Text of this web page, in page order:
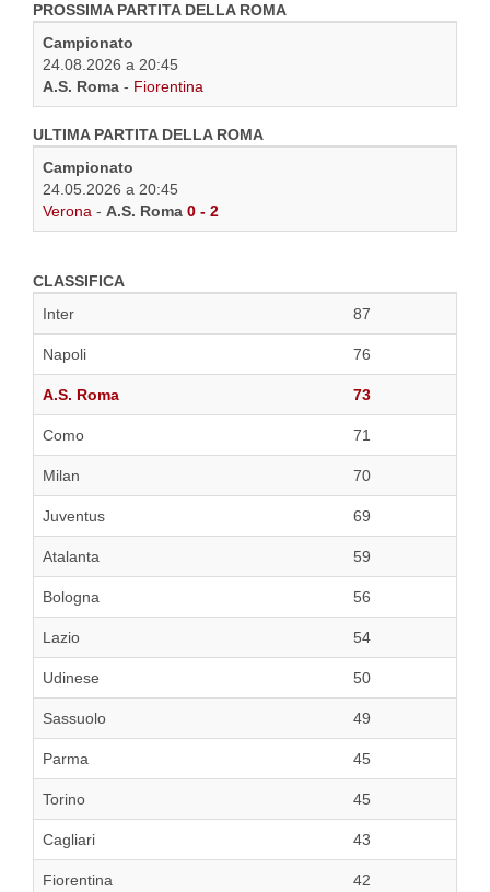
PROSSIMA PARTITA DELLA ROMA
Campionato
24.08.2026 a 20:45
A.S. Roma - Fiorentina
ULTIMA PARTITA DELLA ROMA
Campionato
24.05.2026 a 20:45
Verona - A.S. Roma 0 - 2
CLASSIFICA
Inter
87
Napoli 76
A.S. Roma 73
Como 71
Milan 70
Juventus 69
Atalanta 59
Bologna 56
Lazio 54
Udinese 50
Sassuolo 49
Parma 45
Torino 45
Cagliari 43
Fiorentina 42